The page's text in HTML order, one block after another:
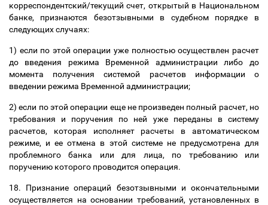
корреспондентский/текущий счет, открытый в Национальном
банке, признаются безотзывными в судебном порядке в
следующих случаях:
1) если по этой операции уже полностью осуществлен расчет
до введения режима Временной администрации либо до
момента получения системой расчетов информации о
введении режима Временной администрации;
2) если по этой операции еще не произведен полный расчет, но
требования и поручения по ней уже переданы в систему
расчетов, которая исполняет расчеты в автоматическом
режиме, и ее отмена в этой системе не предусмотрена для
проблемного банка или для лица, по требованию или
поручению которого проводится операция.
18. Признание операций безотзывными и окончательными
осуществляется на основании требований, установленных в